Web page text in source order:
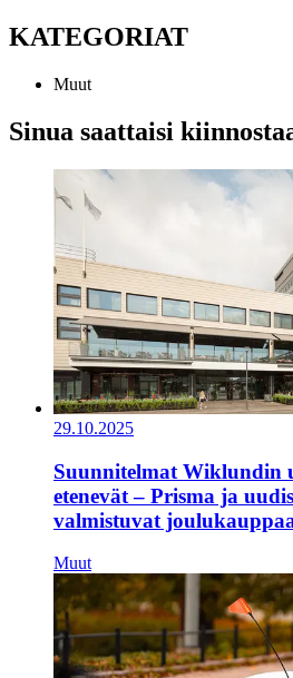
KATEGORIAT
Muut
Sinua saattaisi
29.10.2025
Suunnitelmat Wiklundin
etenevät – Prisma ja
valmistuvat
Muut